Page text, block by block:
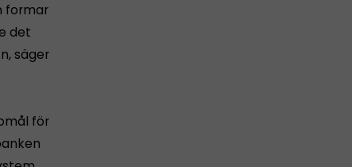
formar
det
säger
för